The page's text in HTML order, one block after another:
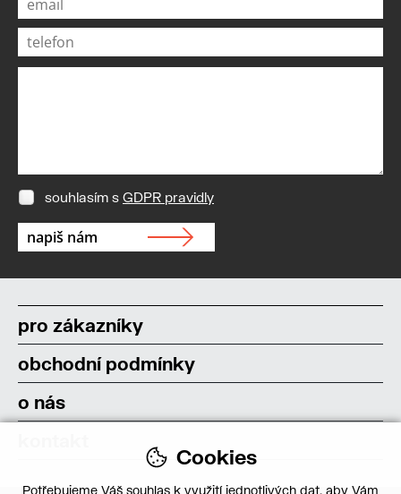
souhlasím s GDPR pravidly
pro zákazníky
obchodní podmínky
o nás
Cookies
Potřebujeme Váš souhlas k využití jednotlivých dat, aby Vám